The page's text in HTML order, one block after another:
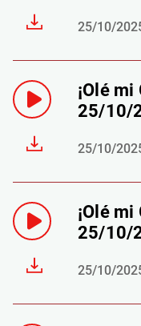
25/10/
¡Olé
25/10/
25/10/
¡Olé
25/10/
25/10/